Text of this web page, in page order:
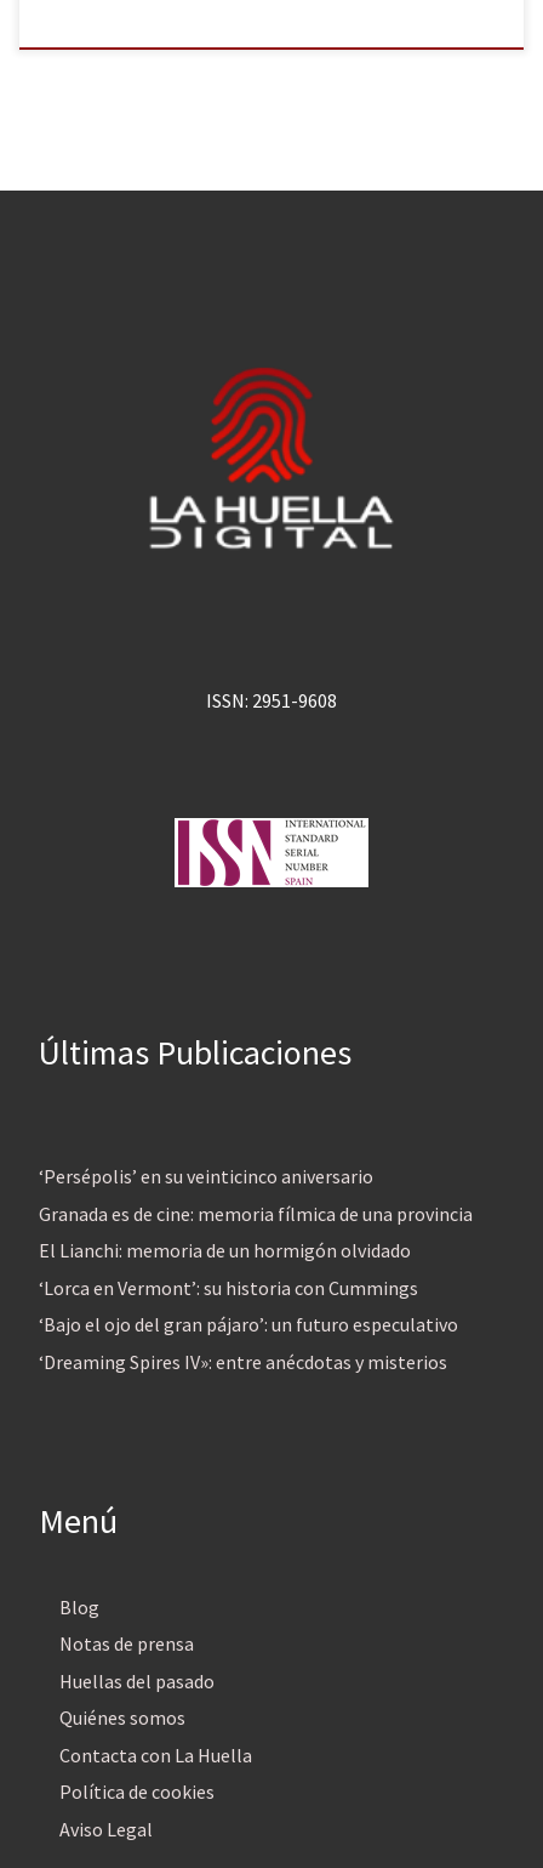
ISSN: 2951-9608
Últimas Publicaciones
‘Persépolis’ en su veinticinco aniversario
Granada es de cine: memoria fílmica de una provincia
El Lianchi: memoria de un hormigón olvidado
‘Lorca en Vermont’: su historia con Cummings
‘Bajo el ojo del gran pájaro’: un futuro especulativo
‘Dreaming Spires IV»: entre anécdotas y misterios
Menú
Blog
Notas de prensa
Huellas del pasado
Quiénes somos
Contacta con La Huella
Política de cookies
Aviso Legal